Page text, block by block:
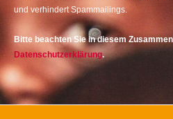
und verhindert Spammailings.
Bitte beachten Sie in diesem
Datenschutzerklärung.